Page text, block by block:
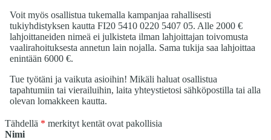
Voit myös osallistua tukemalla kampanjaa rahallisesti
tukiyhdistyksen kautta FI20 5410 0220 5407 05. Alle 2000 €
lahjoittaneiden nimeä ei julkisteta ilman lahjoittajan toivomusta
vaalirahoituksesta annetun lain nojalla. Sama tukija saa lahjoittaa
enintään 6000 €.
Tue työtäni ja vaikuta asioihin! Mikäli haluat osallistua
tapahtumiin tai vierailuihin, laita yhteystietosi sähköpostilla tai alla
olevan lomakkeen kautta.
Tähdellä * merkityt kentät ovat pakollisia
Nimi